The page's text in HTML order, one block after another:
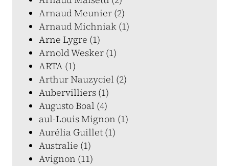
Arnaud Meunier (2)
Arnaud Michniak (1)
Arne Lygre (1)
Arnold Wesker (1)
ARTA (1)
Arthur Nauzyciel (2)
Aubervilliers (1)
Augusto Boal (4)
aul-Louis Mignon (1)
Aurélia Guillet (1)
Australie (1)
Avignon (11)